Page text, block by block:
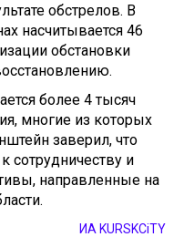
обстрелов. В
насчитывается 46
обстановки
более 4 тысяч
многие из которых
заверил, что
сотрудничеству и
направленные на
ИА KURSKCiTY